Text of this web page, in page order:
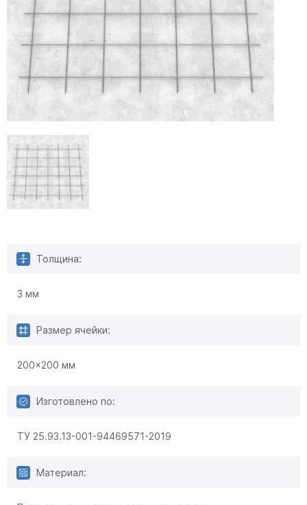
Толщина:
3 мм
Размер ячейки:
200x200 мм
Изготовлено по:
ТУ 25.93.13-001-94469571-2019
Материал: